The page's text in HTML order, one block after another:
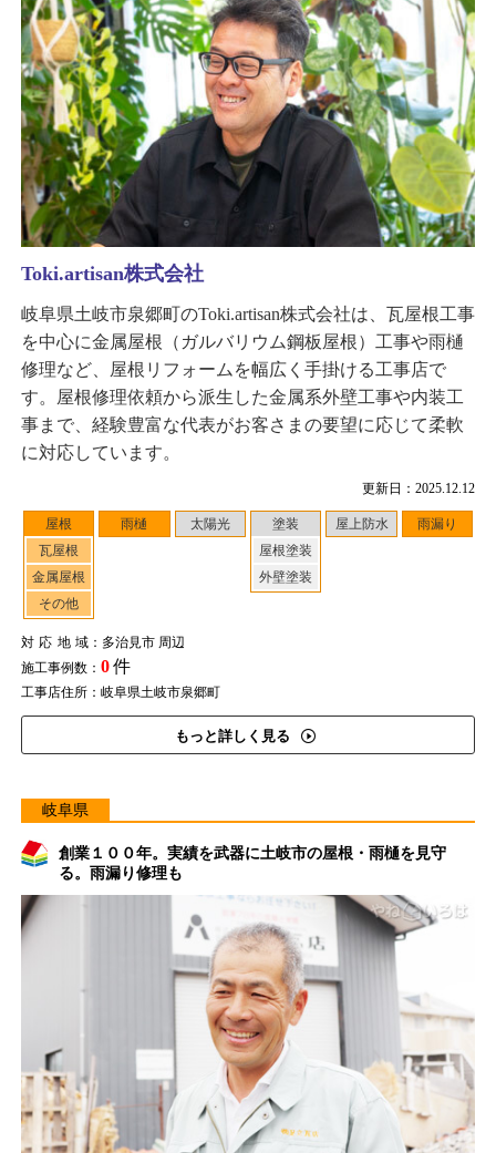
更新日：2025.12.12
屋根
瓦屋根
金属屋根
その他
雨樋 太陽光
塗装
屋根塗装
外壁塗装
屋上防水 雨漏り
対応地域：多治見市 周辺
施工事例数： 0件
工事店住所：岐阜県土岐市泉郷町
もっと詳しく見る
Toki.artisan株式会社
岐阜県土岐市泉郷町のToki.artisan株式会社は、瓦屋根工事
を中心に金属屋根（ガルバリウム鋼板屋根）工事や雨樋
修理など、屋根リフォームを幅広く手掛ける工事店で
す。屋根修理依頼から派生した金属系外壁工事や内装工
事まで、経験豊富な代表がお客さまの要望に応じて柔軟
に対応しています。
岐阜県
創業１００年。実績を武器に土岐市の屋根・雨樋を見守
る。雨漏り修理も